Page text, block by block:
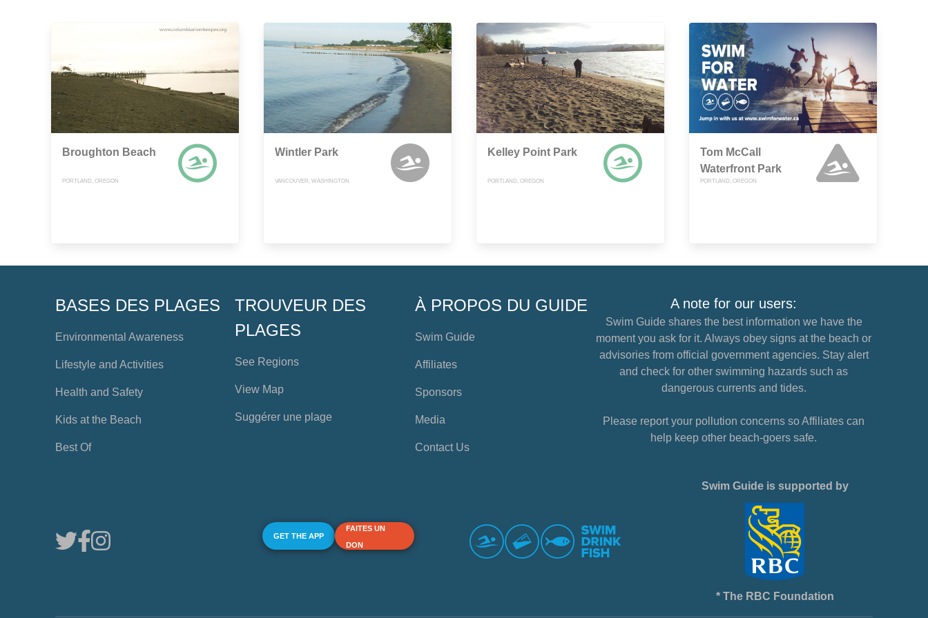
Broughton Beach
PORTLAND, OREGON
Wintler Park
VANCOUVER, WASHINGTON
Kelley Point Park
PORTLAND, OREGON
Tom McCall
Waterfront Park
PORTLAND, OREGON
BASES DES PLAGES
Environmental Awareness
Lifestyle and Activities
Health and Safety
Kids at the Beach
Best Of
TROUVEUR DES
PLAGES
See Regions
View Map
Suggérer une plage
À PROPOS DU GUIDE
Swim Guide
Affiliates
Sponsors
Media
Contact Us
A note for our users:
Swim Guide shares the best information we have the
moment you ask for it. Always obey signs at the beach or
advisories from official government agencies. Stay alert
and check for other swimming hazards such as
dangerous currents and tides.
Please report your pollution concerns so Affiliates can
help keep other beach-goers safe.
GET THE APP
FAITES UN
DON
Swim Guide is supported by
* The RBC Foundation